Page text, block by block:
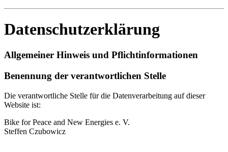
Datenschutzerklärung
Allgemeiner Hinweis und Pflichtinformationen
Benennung der verantwortlichen Stelle
Die verantwortliche Stelle für die Datenverarbeitung auf dieser
Website ist:
Bike for Peace and New Energies e. V.
Steffen Czubowicz